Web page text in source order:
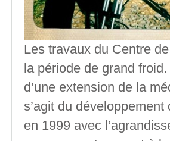
Les travaux du Centre
la période de grand
d’une extension de la
s’agit du
en 1999 avec